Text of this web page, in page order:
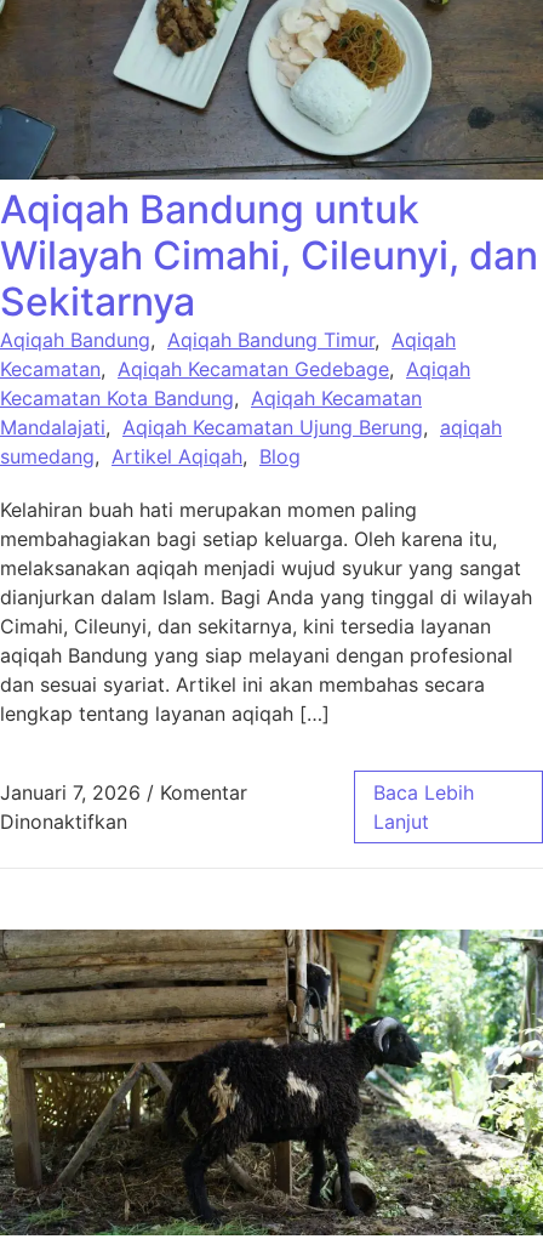
Aqiqah Bandung untuk
Wilayah Cimahi, Cileunyi, dan
Sekitarnya
Aqiqah Bandung, Aqiqah Bandung Timur, Aqiqah
Kecamatan, Aqiqah Kecamatan Gedebage, Aqiqah
Kecamatan Kota Bandung, Aqiqah Kecamatan
Mandalajati, Aqiqah Kecamatan Ujung Berung, aqiqah
sumedang, Artikel Aqiqah, Blog
Kelahiran buah hati merupakan momen paling
membahagiakan bagi setiap keluarga. Oleh karena itu,
melaksanakan aqiqah menjadi wujud syukur yang sangat
dianjurkan dalam Islam. Bagi Anda yang tinggal di wilayah
Cimahi, Cileunyi, dan sekitarnya, kini tersedia layanan
aqiqah Bandung yang siap melayani dengan profesional
dan sesuai syariat. Artikel ini akan membahas secara
lengkap tentang layanan aqiqah […]
Januari 7, 2026 / Komentar
Dinonaktifkanpada Aqiqah Bandung untuk Wilayah
Baca Lebih
Lanjut